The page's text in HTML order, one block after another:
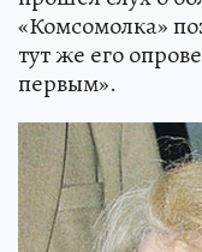
«Комсомолка»
тут же его
первым».